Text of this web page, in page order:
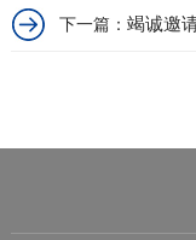
下一篇： 竭诚邀